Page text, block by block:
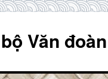
Văn